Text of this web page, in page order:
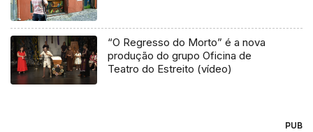
“O Regresso do Morto” é a nova
produção do grupo Oficina de
Teatro do Estreito (vídeo)
PUB